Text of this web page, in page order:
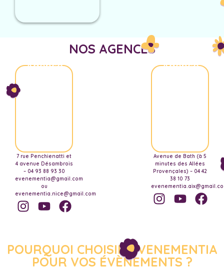
NOS AGENCES
Agence
7 rue Penchienatti et
4 avenue Désambrois
– 04 93 88 93 30
evenementia@gmail.com
ou
evenementia.nice@gmail.com
Agence
Avenue de Bath (à 5
minutes des Allées
Provençales) – 04 42
38 10 73
POURQUOI CHOISIR EVENEMENTIA
POUR VOS ÉVÈNEMENTS ?